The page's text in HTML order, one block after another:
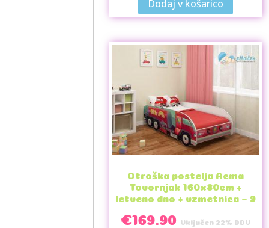
Dodaj v košarico
Otroška postelja Acma
Tovornjak 160x80cm +
letveno dno + vzmetnica – 9
€169.90 Vključen 22% DDV